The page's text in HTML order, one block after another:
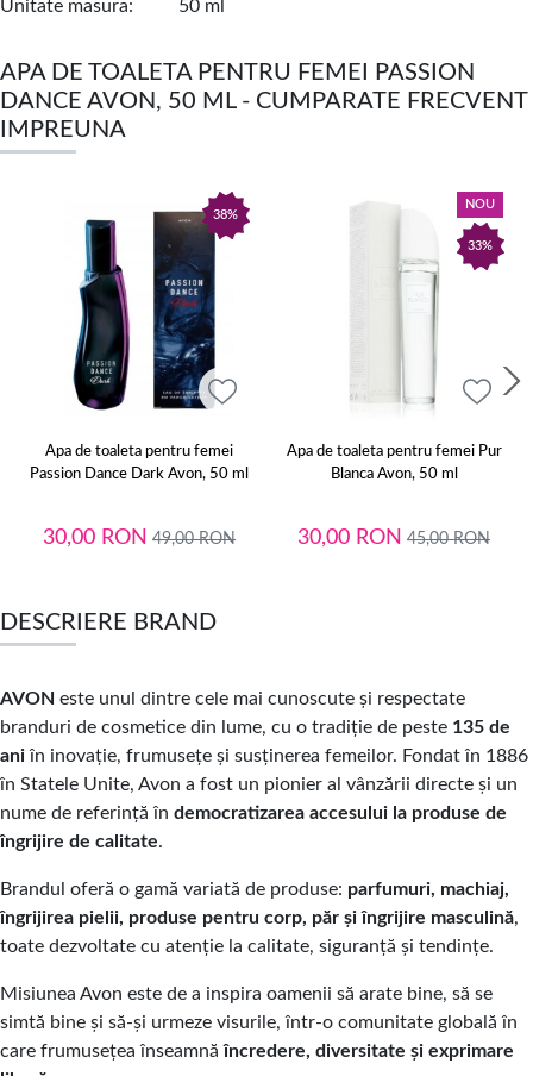
Unitate masura 50 ml
APA DE TOALETA PENTRU FEMEI PASSION
DANCE AVON, 50 ML - CUMPARATE FRECVENT
IMPREUNA
38%
Apa de toaleta pentru femei
Passion Dance Dark Avon, 50 ml
30,00 RON 49,00RON
NOU
33%
Apa de toaleta pentru femei Pur
Blanca Avon, 50 ml
30,00 RON 45,00RON
DESCRIERE BRAND
AVON este unul dintre cele mai cunoscute și respectate
branduri de cosmetice din lume, cu o tradiție de peste 135 de
aniîn inovație, frumusețe și susținerea femeilor. Fondat în 1886
în Statele Unite, Avon a fost un pionier al vânzării directe și un
nume de referință în democratizarea accesului la produse de
îngrijire de calitate.
Brandul oferă o gamă variată de produse: parfumuri, machiaj,
îngrijirea pielii, produse pentru corp, păr și îngrijire masculină,
toate dezvoltate cu atenție la calitate, siguranță și tendințe.
Misiunea Avon este de a inspira oamenii să arate bine, să se
simtă bine și să-și urmeze visurile, într-o comunitate globală în
care frumusețea înseamnăîncredere, diversitate și exprimare